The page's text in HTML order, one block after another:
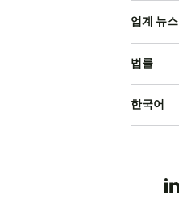
업계 뉴스
법률
한국어